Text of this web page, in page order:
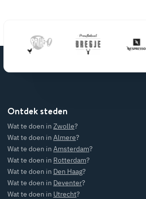
Ontdek steden
Wat te doen in Zwolle?
Wat te doen in Almere?
Wat te doen in Amsterdam?
Wat te doen in Rotterdam?
Wat te doen in Den Haag?
Wat te doen in Deventer?
Wat te doen in Utrecht?